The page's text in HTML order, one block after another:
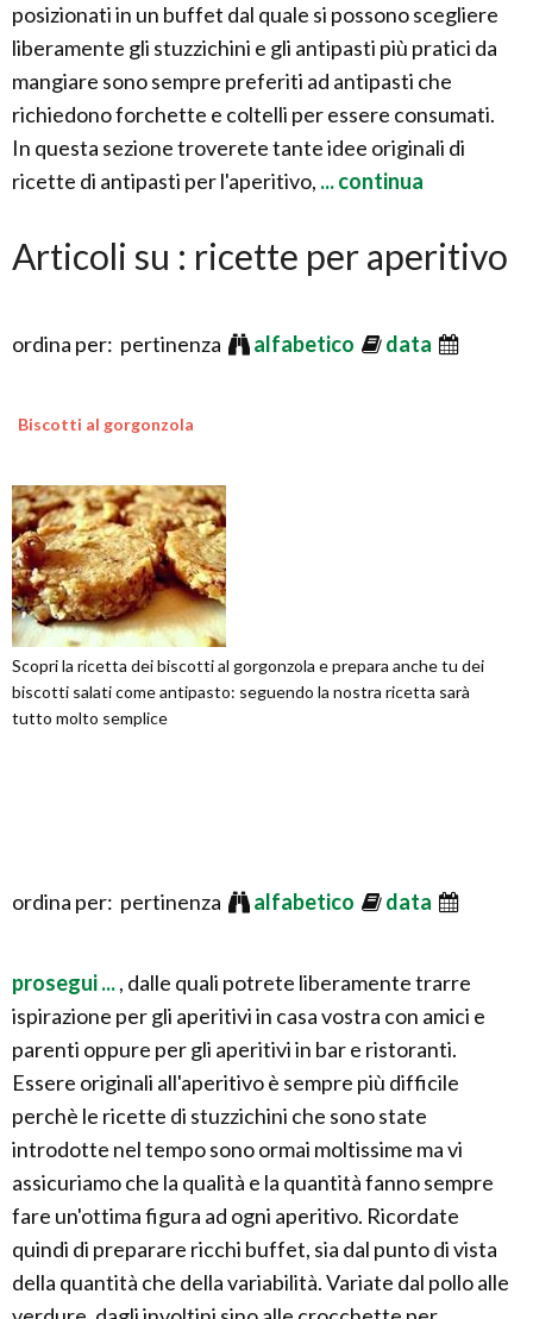
posizionati in un buffet dal quale si possono scegliere
liberamente gli stuzzichini e gli antipasti più pratici da
mangiare sono sempre preferiti ad antipasti che
richiedono forchette e coltelli per essere consumati.
In questa sezione troverete tante idee originali di
ricette di antipasti per l'aperitivo, ... continua
Articoli su : ricette per aperitivo
ordina per: pertinenza alfabetico data
Biscotti al gorgonzola
Scopri la ricetta dei biscotti al gorgonzola e prepara anche tu dei
biscotti salati come antipasto: seguendo la nostra ricetta sarà
tutto molto semplice
ordina per: pertinenza alfabetico data
prosegui ..., dalle quali potrete liberamente trarre
ispirazione per gli aperitivi in casa vostra con amici e
parenti oppure per gli aperitivi in bar e ristoranti.
Essere originali all'aperitivo è sempre più difficile
perchè le ricette di stuzzichini che sono state
introdotte nel tempo sono ormai moltissime ma vi
assicuriamo che la qualità e la quantità fanno sempre
fare un'ottima figura ad ogni aperitivo. Ricordate
quindi di preparare ricchi buffet, sia dal punto di vista
della quantità che della variabilità. Variate dal pollo alle